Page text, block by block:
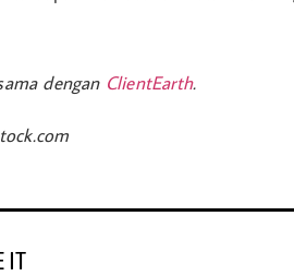
dengan ClientEarth.
IT